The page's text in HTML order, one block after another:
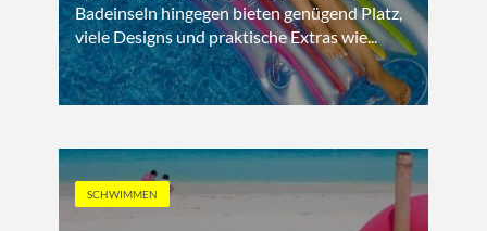
Badeinseln hingegen bieten genügend Platz,
viele Designs und praktische Extras wie...
SCHWIMMEN